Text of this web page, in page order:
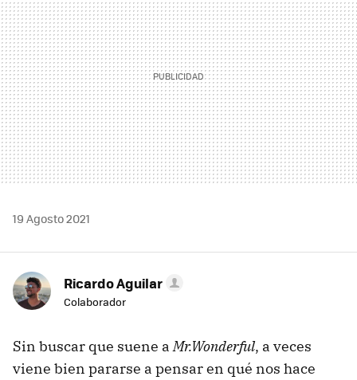
19 Agosto 2021
Ricardo Aguilar
Colaborador
Sin buscar que suene aMr.Wonderful, a veces
viene bien pararse a pensar en qué nos hace